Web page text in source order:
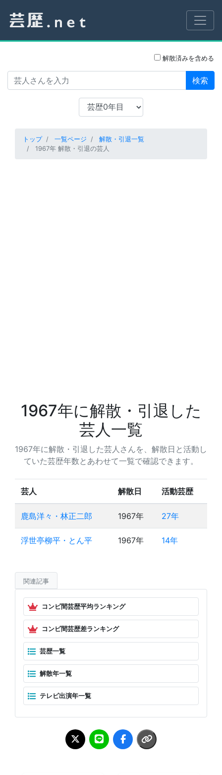
解散済みを含める
検索
トップ 一覧ページ
解散・引退一覧
1967年 解散・引退の芸人
1967年に解散・引退した
芸人一覧
1967年に解散・引退した芸人さんを、解散日と活動し
ていた芸歴年数とあわせて一覧で確認できます。
芸人 解散日 活動芸歴
鹿島洋々・林正二郎 1967年 27年
浮世亭柳平・とん平 1967年 14年
関連記事
コンビ間芸歴平均ランキング
コンビ間芸歴差ランキング
芸歴一覧
解散年一覧
テレビ出演年一覧